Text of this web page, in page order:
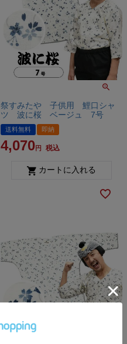
祭すみたや 子供用 鯉口シャ
ツ 波に桜 ベージュ 7号
送料無料 即納
4,070 税込
カートに入れる